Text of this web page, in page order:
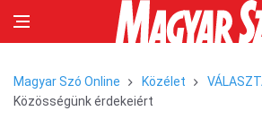
Magyar Szó Online Közélet
Közösségünk érdekeiért